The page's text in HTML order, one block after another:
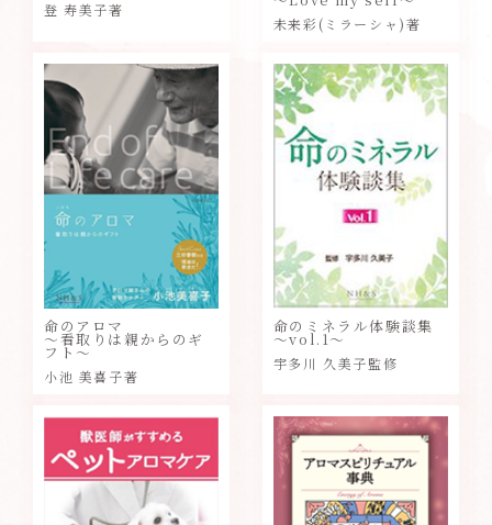
登 寿美子著
未来彩(ミラーシャ)著
命のアロマ
～看取りは親からのギ
フト～
小池 美喜子著
命のミネラル体験談集
～vol.1～
宇多川 久美子監修